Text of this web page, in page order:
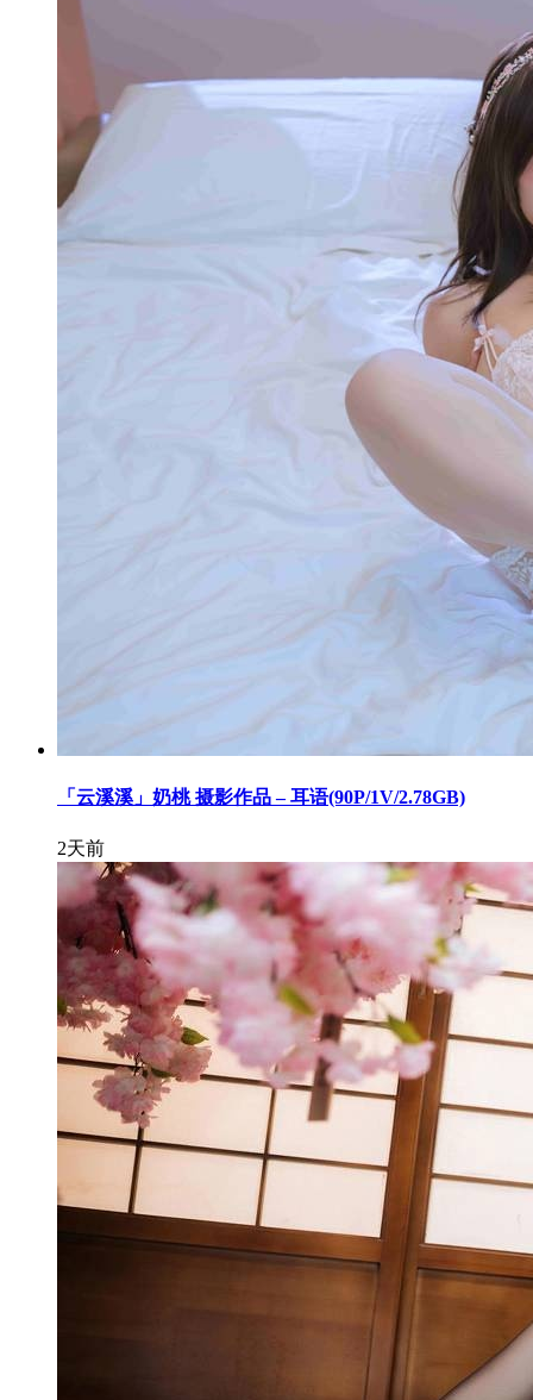
「云溪溪」奶桃 摄影作品 – 耳语(90P/1V/2.78GB)
2天前